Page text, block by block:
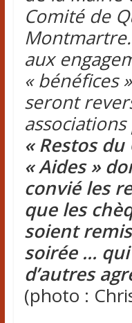
Comité de
aux
« bénéfices
seront
« Restos
« Aides »
convié les
que les
soient
soirée …
d’autres
(photo :